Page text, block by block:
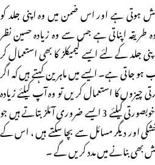
ہوتی ہے اور اس ضمن میں وہ اپنی جلد کو
اپناتی ہے جس سے وہ زیادہ حسین نظر
جلد کے لئے ایسے کیمیکلز کا بھی استعمال کر
جاتی ہے۔ ایسے میں ماہرین کہتے ہیں کہ اگر
چیزوں کا استعمال کر یں تو وہ آپ کیلئے زیادہ
فائدہ مند ثابت ہوںگی۔ ماہرین جلد کی خوبصورتی کیلئے 3 ایسے ضروری آئلز بتاتے ہیں جو
اور دیگر مسائل سے بچا سکتے ہیں ، اس کے
بھی بنانے میں مدد کر یں گے ۔